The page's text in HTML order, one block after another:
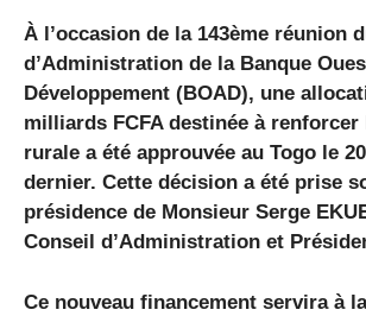
À l’occasion de la 143ème réunion
d’Administration de la Banque
Développement (BOAD), une
milliards FCFA destinée à
rurale a été approuvée au Togo le
dernier. Cette décision a été prise
présidence de Monsieur Serge
Conseil d’Administration et
Ce nouveau financement servira à